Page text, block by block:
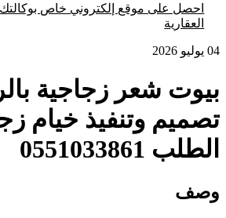
احصل على موقع إلكتروني خاص بوكالتك
العقارية
04 يوليو 2026
بيوت شعر زجاجية
تصميم وتنفيذ خيام
الطلب 0551033861
وصف